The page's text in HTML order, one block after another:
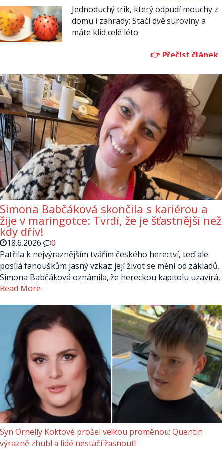
Jednoduchý trik, který odpudí mouchy z
domu i zahrady: Stačí dvě suroviny a
máte klid celé léto
Simona Babčáková skončila s kariérou a
žije v maringotce: Tvrdí, že je šťastnější než
kdy dřív!
18.6.2026
0
Patřila k nejvýraznějším tvářím českého herectví, teď ale
posílá fanouškům jasný vzkaz: její život se mění od základů.
Simona Babčáková oznámila, že hereckou kapitolu uzavírá,
Read More
Syn Ornelly Koktové prošel velkou proměnou: Quentin
výrazně zhubl a lidé nestačí žasnout!